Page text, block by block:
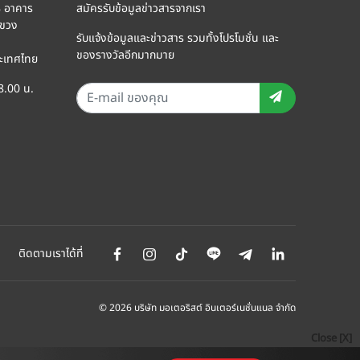
Close [X]
าคาร
วง
ทศไทย
น.
สมัครรับข้อมูลข่าวสารจากเรา
รับแจ้งข้อมูลและข่าวสาร รวมทั้งโปรโมชั่น และ
ของรางวัลอีกมากมาย
ติดตามเราได้ที่
© 2026 บริษัท มอเตอริสต์ อินเตอร์เนชั่นแนล จำกัด